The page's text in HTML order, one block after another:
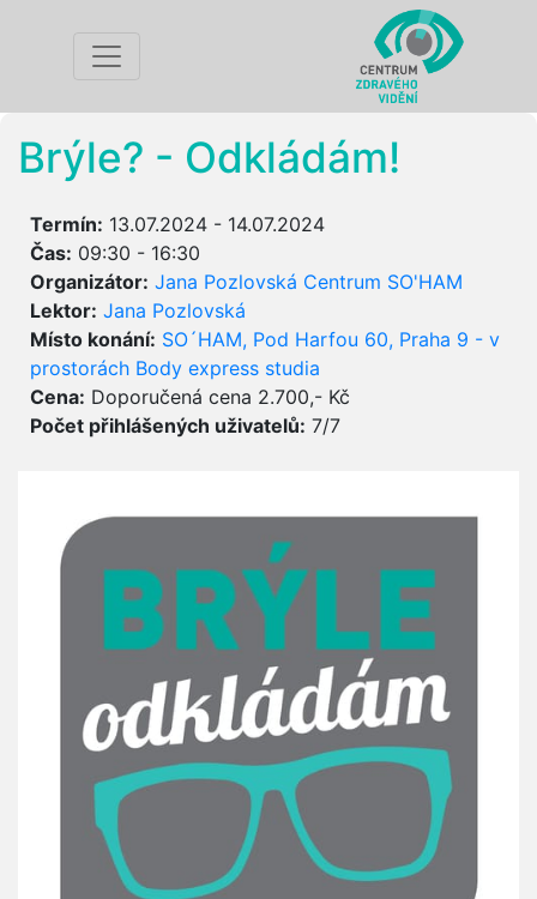
Brýle? - Odkládám!
Termín: 13.07.2024 - 14.07.2024
Čas: 09:30 - 16:30
Organizátor: Jana Pozlovská Centrum SO'HAM
Lektor: Jana Pozlovská
Místo konání: SO´HAM, Pod Harfou 60, Praha 9 - v
prostorách Body express studia
Cena: Doporučená cena 2.700,- Kč
Počet přihlášených uživatelů: 7/7